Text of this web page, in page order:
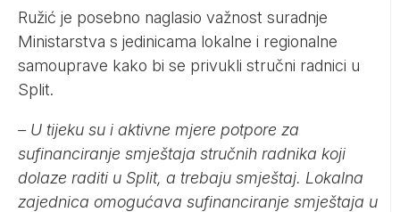
Ružić je posebno naglasio važnost suradnje
Ministarstva s jedinicama lokalne i regionalne
samouprave kako bi se privukli stručni radnici u
Split.
– U tijeku su i aktivne mjere potpore za
sufinanciranje smještaja stručnih radnika koji
dolaze raditi u Split, a trebaju smještaj. Lokalna
zajednica omogućava sufinanciranje smještaja u